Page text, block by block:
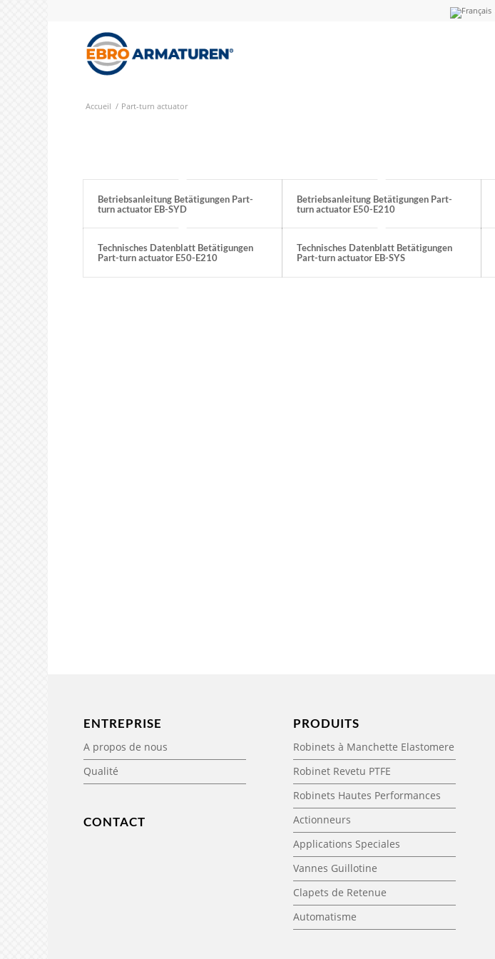
Accueil / Part-turn actuator
Betriebsanleitung Betätigungen Part-
turn actuator EB-SYD
Betriebsanleitung Betätigungen Part-
turn actuator E50-E210
Technisches Datenblatt Betätigungen
Part-turn actuator E50-E210
Technisches Datenblatt Betätigungen
Part-turn actuator EB-SYS
ENTREPRISE
A propos de nous
Qualité
CONTACT
PRODUITS
Robinets à Manchette Elastomere
Robinet Revetu PTFE
Robinets Hautes Performances
Actionneurs
Applications Speciales
Vannes Guillotine
Clapets de Retenue
Automatisme